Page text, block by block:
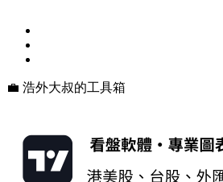
💼 浩外大叔的工具箱